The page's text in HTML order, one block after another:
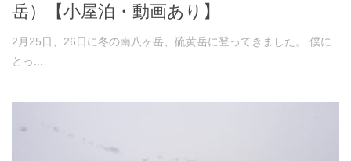
岳）【小屋泊・動画あり】
2月25日、26日に冬の南八ヶ岳、硫黄岳に登ってきました。 僕に
とっ...